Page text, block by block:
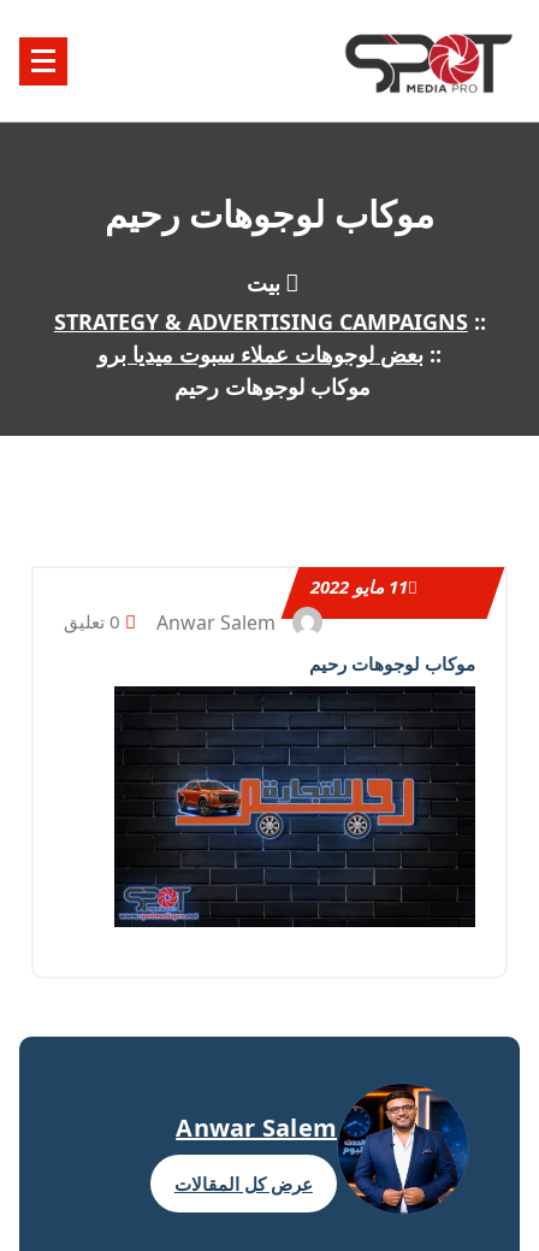
المحتوى
موكاب لوجوهات رحيم
بيت
::
STRATEGY & ADVERTISING CAMPAIGNS
:: بعض لوجوهات عملاء سبوت ميديا برو
موكاب لوجوهات رحيم
11 مايو 2022
Anwar Salem
موكاب لوجوهات رحيم
Anwar Salem
عرض كل المقالات